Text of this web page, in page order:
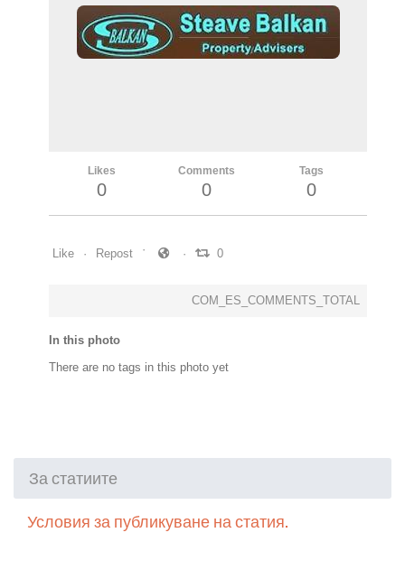
Likes
0
Comments
0
Tags
0
Like Repost 0
COM_ES_COMMENTS_TOTAL
In this photo
There are no tags in this photo yet
За статиите
Условия за публикуване на статия.